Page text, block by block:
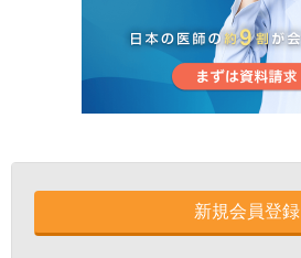
新規会員登録